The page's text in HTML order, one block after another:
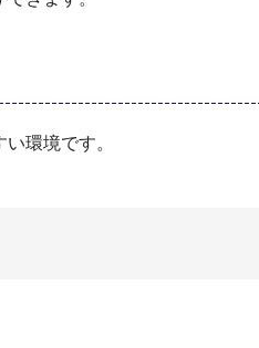
環境です。